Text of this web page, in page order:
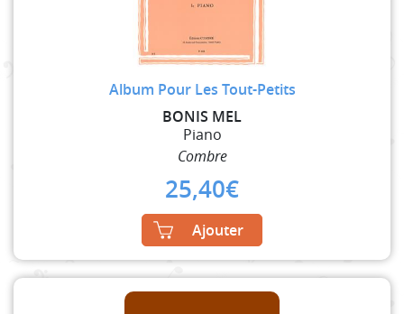
Album Pour Les Tout-Petits
BONIS MEL
Piano
Combre
25,40€
Ajouter